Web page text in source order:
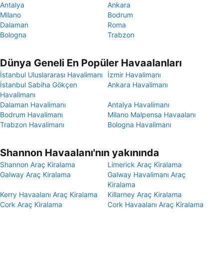
Antalya
Ankara
Milano
Bodrum
Dalaman
Roma
Bologna
Trabzon
Dünya Geneli En Popüler Havaalanları
İstanbul Uluslararası Havalimanı
İzmir Havalimanı
İstanbul Sabiha Gökçen
Havalimanı
Ankara Havalimanı
Dalaman Havalimanı
Antalya Havalimanı
Bodrum Havalimanı
Milano Malpensa Havaalanı
Trabzon Havalimanı
Bologna Havalimanı
Shannon Havaalanı'nın yakınında
Shannon Araç Kiralama
Limerick Araç Kiralama
Galway Araç Kiralama
Galway Havalimanı Araç
Kiralama
Kerry Havaalanı Araç Kiralama
Killarney Araç Kiralama
Cork Araç Kiralama
Cork Havaalanı Araç Kiralama